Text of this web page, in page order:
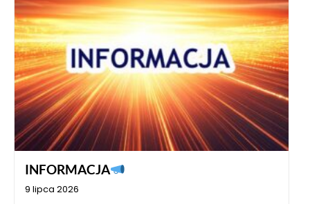
INFORMACJA
9 lipca 2026